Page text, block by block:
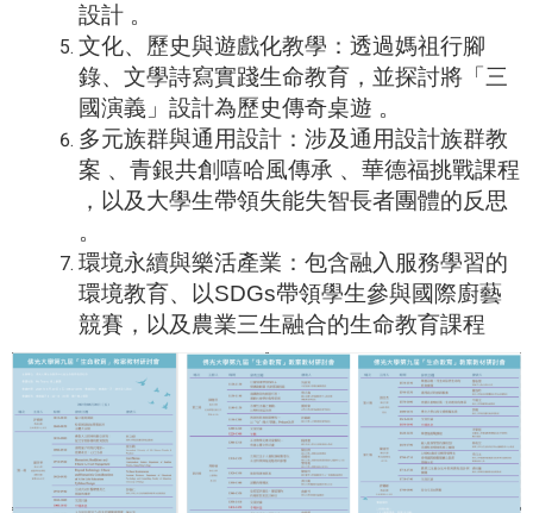
設計 。
文化、歷史與遊戲化教學：透過媽祖行腳
錄、文學詩寫實踐生命教育，並探討將「三
國演義」設計為歷史傳奇桌遊 。
多元族群與通用設計：涉及通用設計族群教
案 、青銀共創嘻哈風傳承 、華德福挑戰課程
，以及大學生帶領失能失智長者團體的反思
。
環境永續與樂活產業：包含融入服務學習的
環境教育、以SDGs帶領學生參與國際廚藝
競賽，以及農業三生融合的生命教育課程